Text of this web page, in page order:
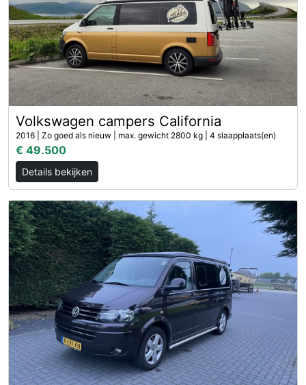
Volkswagen campers California
2016 | Zo goed als nieuw | max. gewicht 2800 kg | 4 slaapplaats(en)
€ 49.500
Details bekijken